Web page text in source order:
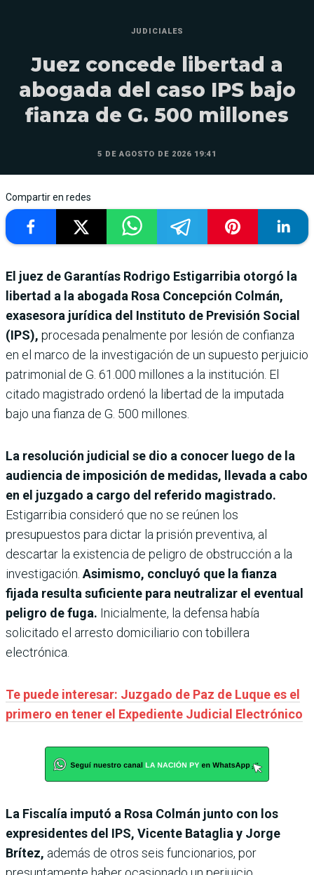
JUDICIALES
Juez concede libertad a
abogada del caso IPS bajo
fianza de G. 500 millones
5 DE AGOSTO DE 2026 19:41
Compartir en redes
El juez de Garantías Rodrigo Estigarribia otorgó la
libertad a la abogada Rosa Concepción Colmán,
exasesora jurídica del Instituto de Previsión Social
(IPS), procesada penalmente por lesión de confianza
en el marco de la investigación de un supuesto perjuicio
patrimonial de G. 61.000 millones a la institución. El
citado magistrado ordenó la libertad de la imputada
bajo una fianza de G. 500 millones.
La resolución judicial se dio a conocer luego de la
audiencia de imposición de medidas, llevada a cabo
en el juzgado a cargo del referido magistrado.
Estigarribia consideró que no se reúnen los
presupuestos para dictar la prisión preventiva, al
descartar la existencia de peligro de obstrucción a la
investigación. Asimismo, concluyó que la fianza
fijada resulta suficiente para neutralizar el eventual
peligro de fuga. Inicialmente, la defensa había
solicitado el arresto domiciliario con tobillera
electrónica.
Te puede interesar: Juzgado de Paz de Luque es el
primero en tener el Expediente Judicial Electrónico
La Fiscalía imputó a Rosa Colmán junto con los
expresidentes del IPS, Vicente Bataglia y Jorge
Brítez, además de otros seis funcionarios, por